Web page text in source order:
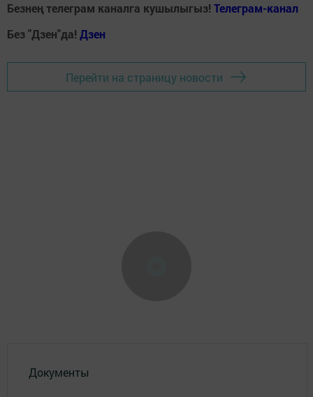
Безнең телеграм каналга кушылыгыз! Телеграм-канал
Без "Дзен"да! Дзен
Перейти на страницу новости
Документы